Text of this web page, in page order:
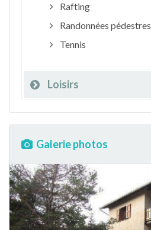
Rafting
Randonnées pédestres
Tennis
Loisirs
Galerie photos